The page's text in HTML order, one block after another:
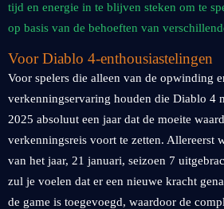
tijd en energie in te blijven steken om te
op basis van de behoeften van
Voor Diablo 4-enthousiastelingen
Voor spelers die alleen van de opwinding
verkenningservaring houden die Diablo 4
2025 absoluut een jaar dat de moeite
verkenningsreis voort te zetten. Allereerst
van het jaar, 21 januari, seizoen 7
zul je voelen dat er een nieuwe kracht
de game is toegevoegd, waardoor de